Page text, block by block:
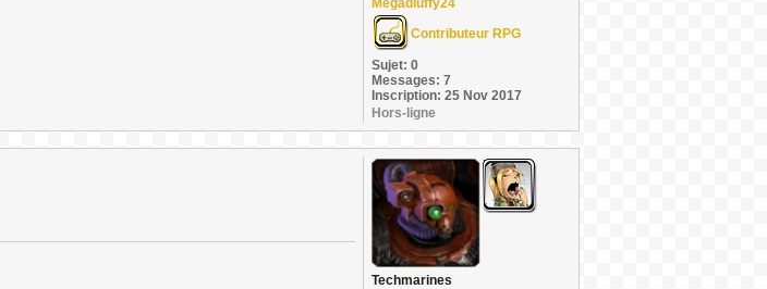
Megadluffy24
Contributeur RPG
Sujet: 0
Messages: 7
Inscription: 25 Nov 2017
Hors-ligne
Techmarines